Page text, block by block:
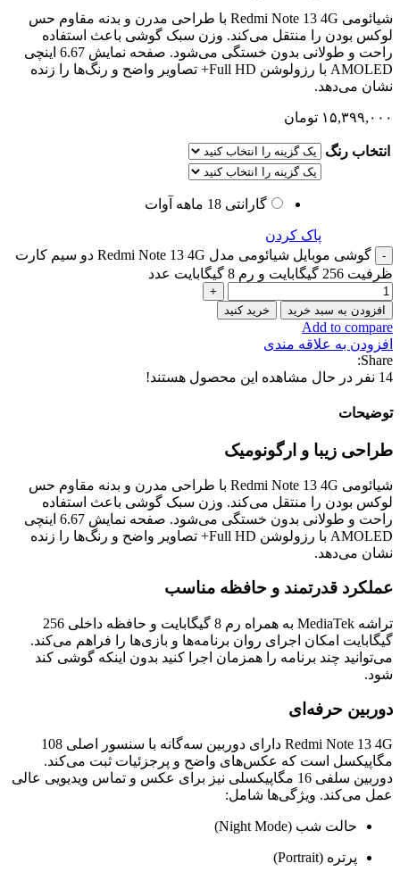
شیائومی Redmi Note 13 4G با طراحی مدرن و بدنه مقاوم حس
لوکس بودن را منتقل می‌کند. وزن سبک گوشی باعث استفاده
راحت و طولانی بدون خستگی می‌شود. صفحه نمایش 6.67 اینچی
AMOLED با رزولوشن Full HD+ تصاویر واضح و رنگ‌ها را زنده
نشان می‌دهد.
۱۵,۳۹۹,۰۰۰ تومان
انتخاب رنگ
گارانتی 18 ماهه آوات
پاک کردن
گوشی موبایل شیائومی مدل Redmi Note 13 4G دو سیم کارت
ظرفیت 256 گیگابایت و رم 8 گیگابایت عدد
افزودن به سبد خرید خرید کنید
Add to compare
افزودن به علاقه مندی
Share:
14 نفر در حال مشاهده این محصول هستند!
توضیحات
طراحی زیبا و ارگونومیک
شیائومی Redmi Note 13 4G با طراحی مدرن و بدنه مقاوم حس
لوکس بودن را منتقل می‌کند. وزن سبک گوشی باعث استفاده
راحت و طولانی بدون خستگی می‌شود. صفحه نمایش 6.67 اینچی
AMOLED با رزولوشن Full HD+ تصاویر واضح و رنگ‌ها را زنده
نشان می‌دهد.
عملکرد قدرتمند و حافظه مناسب
تراشه MediaTek به همراه رم 8 گیگابایت و حافظه داخلی 256
گیگابایت امکان اجرای روان برنامه‌ها و بازی‌ها را فراهم می‌کند.
می‌توانید چند برنامه را همزمان اجرا کنید بدون اینکه گوشی کند
شود.
دوربین حرفه‌ای
Redmi Note 13 4G دارای دوربین سه‌گانه با سنسور اصلی 108
مگاپیکسل است که عکس‌های واضح و پرجزئیات ثبت می‌کند.
دوربین سلفی 16 مگاپیکسلی نیز برای عکس و تماس ویدیویی عالی
عمل می‌کند. ویژگی‌ها شامل:
حالت شب (Night Mode)
پرتره (Portrait)